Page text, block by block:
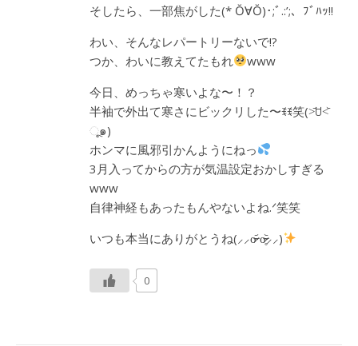
そしたら、一部焦がした(* Ŏ∀Ŏ)･;ﾞ.:’;、ﾌﾞﾊｯ!!
わい、そんなレパートリーないで!?
つか、わいに教えてたもれ
www
今日、めっちゃ寒いよな〜！？
半袖で外出て寒さにビックリした〜ꉂꉂ笑(˃᷄ꇴ˂᷅
ૂ๑)
ホンマに風邪引かんようにねっ
3月入ってからの方が気温設定おかしすぎる
www
自律神経もあったもんやないよね.ᐟ笑笑
いつも本当にありがとうね(⸝⸝o̴̶̷᷄ o̴̶̷̥᷅⸝⸝)
0